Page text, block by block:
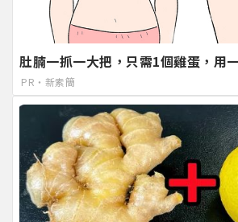
肚腩一抓一大把，只需1個雞蛋，用
PR・新素簡